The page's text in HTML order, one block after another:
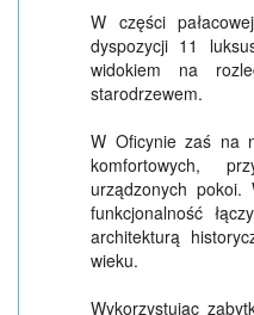
W części
dyspozycji 11
widokiem na
starodrzewem.
W Oficynie zaś na
komfortowych,
urządzonych pokoi.
funkcjonalność
architekturą
wieku.
Wykorzystując